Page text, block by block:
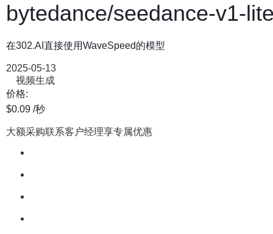
bytedance/seedance-v1-
在302.AI直接使用WaveSpeed的模型
2025-05-13
视频生成
价格:
$0.09 /秒
大额采购联系客户经理享专属优惠